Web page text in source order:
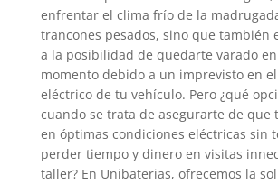
enfrentar el clima frío de la
trancones pesados, sino que también
a la posibilidad de quedarte varado
momento debido a un imprevisto en
eléctrico de tu vehículo. Pero ¿qué
cuando se trata de asegurarte de que
en óptimas condiciones eléctricas sin
perder tiempo y dinero en visitas
taller? En Unibaterias, ofrecemos la